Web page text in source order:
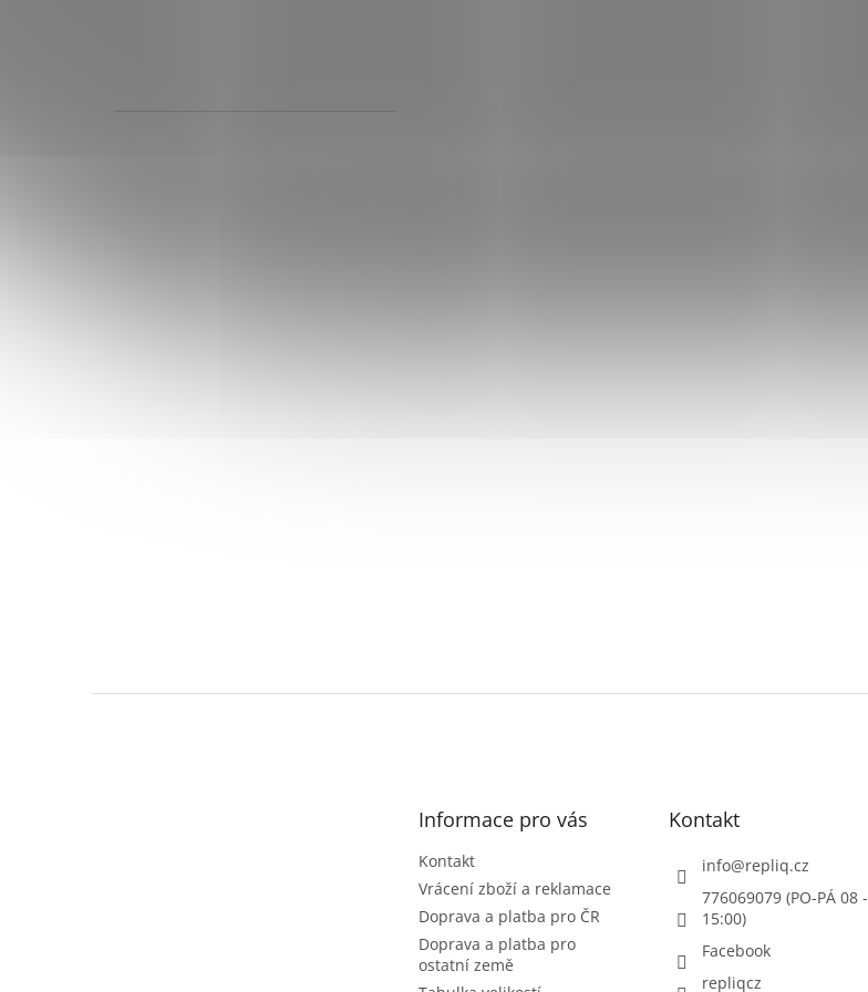
Informace pro vás
Kontakt
Vrácení zboží a reklamace
Doprava a platba pro ČR
Doprava a platba pro
ostatní země
Kontakt
info@repliq.cz
776069079 (PO-PÁ 08 -
15:00)
Facebook
repliqcz